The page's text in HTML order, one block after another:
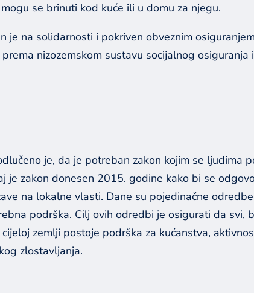
se brinuti kod kuće ili u domu za njegu.
je na solidarnosti i pokriven obveznim
nizozemskom sustavu socijalnog
je, da je potreban zakon kojim se ljudima
je zakon donesen 2015. godine kako bi se
na lokalne vlasti. Dane su pojedinačne
podrška. Cilj ovih odredbi je osigurati da svi,
zemlji postoje podrška za kućanstva,
zlostavljanja.